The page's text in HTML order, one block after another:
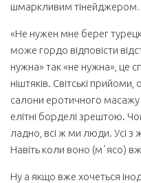
шмаркливим
«Не нужен мне берег
може гордо відповісти
нужна» так «не нужна», це
ніштяків. Світські
салони еротичного масажу
елітні борделі зрештою.
ладно, всі ж ми люди. Усі з
Навіть коли воно (мʼясо)
Ну а якщо вже хочеться